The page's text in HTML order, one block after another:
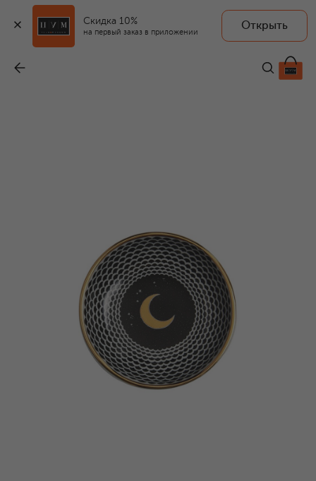
Скидка 10%
на первый заказ в приложении
Открыть
28 150 ₽